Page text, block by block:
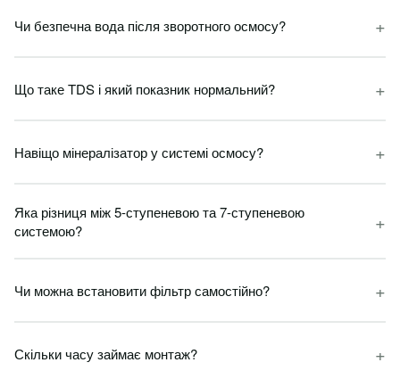
Чи безпечна вода після зворотного осмосу? +
Що таке TDS і який показник нормальний? +
Навіщо мінералізатор у системі осмосу? +
Яка різниця між 5-ступеневою та 7-ступеневою
системою?
+
Чи можна встановити фільтр самостійно? +
Скільки часу займає монтаж? +